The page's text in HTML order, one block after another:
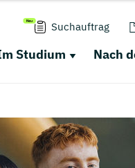
Suchauftrag
Studium Nach